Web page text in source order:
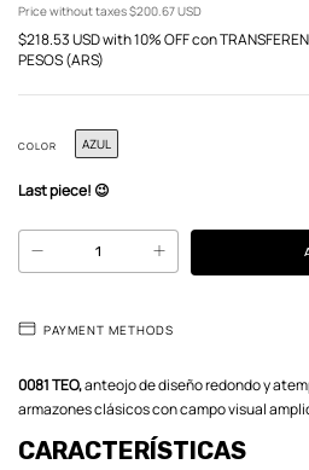
Price without taxes$200.67 USD
$218.53 USDwith10% OFF con
PESOS (ARS)
COLOR AZUL
Last piece! 😉
PAYMENT METHODS
0081 TEO,anteojo de diseño redondo y
armazones clásicos con campo visual
CARACTERÍSTICAS